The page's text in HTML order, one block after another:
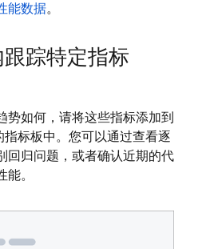
能数据。
踪特定指标
势如何，请将这些指标添加到
指标板中。您可以通过查看逐
回归问题，或者确认近期的代
。